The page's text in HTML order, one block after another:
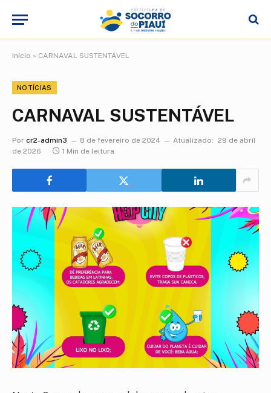
Início » CARNAVAL SUSTENTÁVEL
NOTÍCIAS
CARNAVAL SUSTENTÁVEL
Por cr2-admin3 8 de fevereiro de 2024 Atualizado: 29 de abril
de 2026
1 Min de leitura